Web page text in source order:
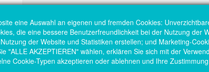
eine Auswahl an eigenen und fremden Cookies:
die eine bessere Benutzerfreundlichkeit bei der Nutzung der
der Website und Statistiken erstellen; und Marketing-
"ALLE AKZEPTIEREN" wählen, erklären Sie sich mit der
Cookie-Typen akzeptieren oder ablehnen und Ihre